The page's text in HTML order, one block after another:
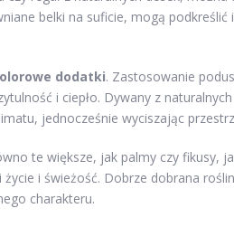
belki na suficie, mogą podkreślić
dodatki. Zastosowanie
i ciepło. Dywany z naturalnych
jednocześnie wyciszając
te większe, jak palmy czy fikusy,
i świeżość. Dobrze dobrana
charakteru.